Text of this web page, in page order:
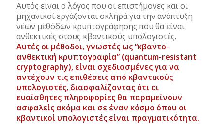
Αυτός είναι ο λόγος που οι επιστήμονες και οι
μηχανικοί εργάζονται σκληρά για την ανάπτυξη
νέων μεθόδων κρυπτογράφησης που θα είναι
ανθεκτικές στους κβαντικούς υπολογιστές.
Αυτές οι μέθοδοι, γνωστές ως “κβαντο-
ανθεκτική κρυπτογραφία” (quantum-resistant
cryptography), είναι σχεδιασμένες για να
αντέχουν τις επιθέσεις από κβαντικούς
υπολογιστές, διασφαλίζοντας ότι οι
ευαίσθητες πληροφορίες θα παραμείνουν
ασφαλείς ακόμα και σε έναν κόσμο όπου οι
κβαντικοί υπολογιστές είναι πραγματικότητα.